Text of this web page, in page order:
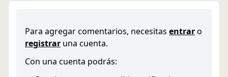
Para agregar comentarios, necesitas entraro
registrar una cuenta.
Con una cuenta podrás: